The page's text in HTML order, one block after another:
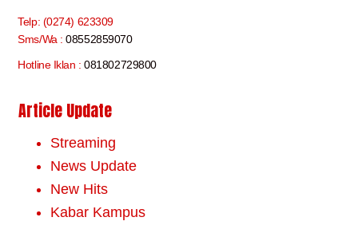
Telp: (0274) 623309
Sms/Wa :08552859070
Hotline Iklan :081802729800
Article Update
Streaming
News Update
New Hits
Kabar Kampus